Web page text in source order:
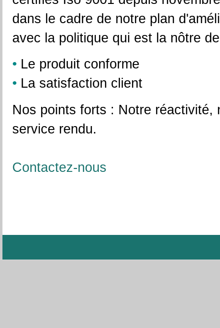
dans le cadre de notre plan
avec la politique qui est la nôtre
• Le produit conforme
• La satisfaction client
Nos points forts : Notre réactivité,
service rendu.
Contactez-nous